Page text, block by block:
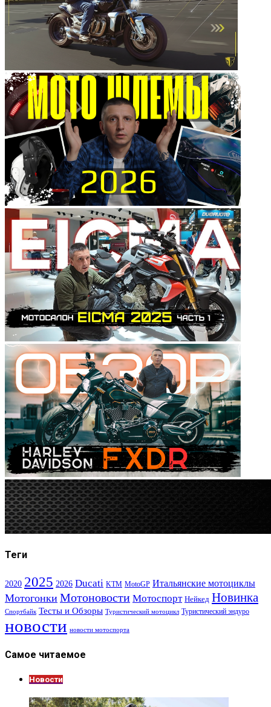
Теги
2020 2025 2026 Ducati KTM MotoGP Итальянские мотоциклы
Мотогонки Мотоновости Мотоспорт Нейкед Новинка
Спортбайк Тесты и Обзоры Туристический мотоцикл Туристический эндуро
новости новости мотоспорта
Самое читаемое
Новости